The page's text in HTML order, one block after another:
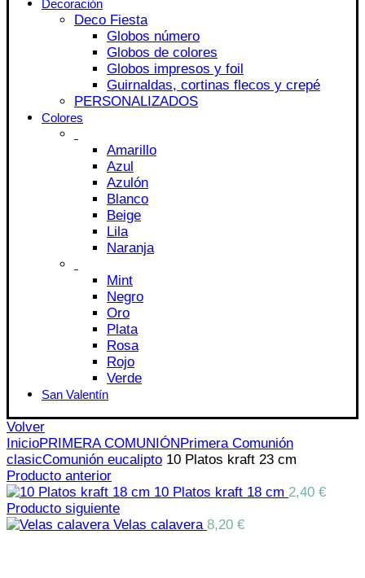
Decoración
Deco Fiesta
Globos número
Globos de colores
Globos impresos y foil
Guirnaldas, cortinas flecos y crepé
PERSONALIZADOS
Colores
Amarillo
Azul
Azulón
Blanco
Beige
Lila
Naranja
Mint
Negro
Oro
Plata
Rosa
Rojo
Verde
San Valentín
Volver
InicioPRIMERA COMUNIÓNPrimera Comunión
clasicComunión eucalipto 10 Platos kraft 23 cm
Producto anterior
10 Platos kraft 18 cm 2,40 €
Producto siguiente
Velas calavera 8,20 €